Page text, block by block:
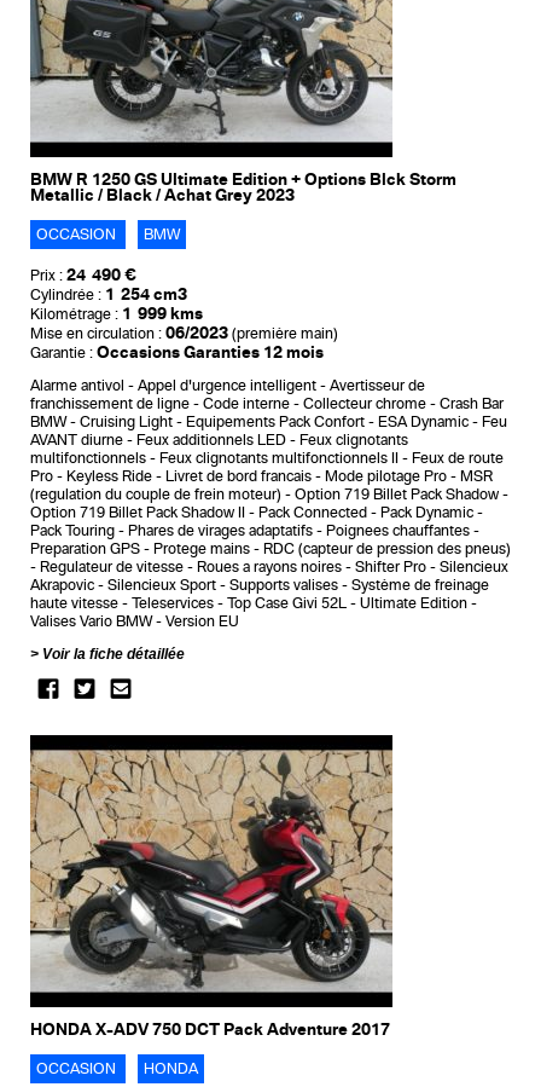
BMW R 1250 GS Ultimate Edition + Options Blck Storm
Metallic / Black / Achat Grey 2023
OCCASION BMW
Prix : 24 490 €
Cylindrée : 1 254 cm3
Kilométrage : 1 999 kms
Mise en circulation : 06/2023 (première main)
Garantie : Occasions Garanties 12 mois
Alarme antivol Appel d'urgence intelligent
Avertisseur de
franchissement de ligne
Code interne Collecteur chrome
Crash Bar
BMW
Cruising Light Equipements Pack Confort ESA Dynamic
Feu
AVANT diurne
Feux additionnels LED
Feux clignotants
multifonctionnels
Feux clignotants multifonctionnels II
Feux de route
Pro
Keyless Ride Livret de bord francais Mode pilotage Pro
MSR
(regulation du couple de frein moteur)
Option 719 Billet Pack Shadow
Option 719 Billet Pack Shadow II
Pack Connected
Pack Dynamic
Pack Touring
Phares de virages adaptatifs
Poignees chauffantes
Preparation GPS
Protege mains
RDC (capteur de pression des pneus)
Regulateur de vitesse
Roues a rayons noires Shifter Pro
Silencieux
Akrapovic
Silencieux Sport Supports valises
Système de freinage
haute vitesse
Teleservices Top Case Givi 52L
Ultimate Edition
Valises Vario BMW
Version EU
Voir la fiche détaillée
HONDA X-ADV 750 DCT Pack Adventure 2017
OCCASION HONDA